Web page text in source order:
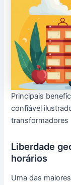
Principais
confiável​
transformadores
Liberdade
horários
Uma das